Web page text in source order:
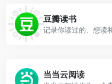
豆瓣读书
当当云阅读